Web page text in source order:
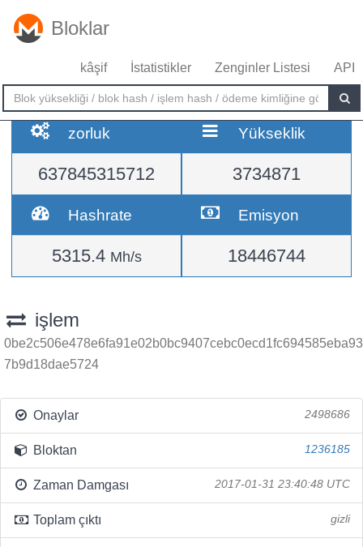
Bloklar
kâşif İstatistikler Zenginler Listesi API
zorluk
637845315712
Yükseklik
3734871
Hashrate
5315.4 Mh/s
Emisyon
18446744
işlem
0be2c506e478e6fa91e02b0bc9407cebc0ecd1fc694585eba93
7b9d18dae5724
Onaylar 2498686
Bloktan 1236185
Zaman Damgası 2017-01-31 23:40:48 UTC
Toplam çıktı gizli